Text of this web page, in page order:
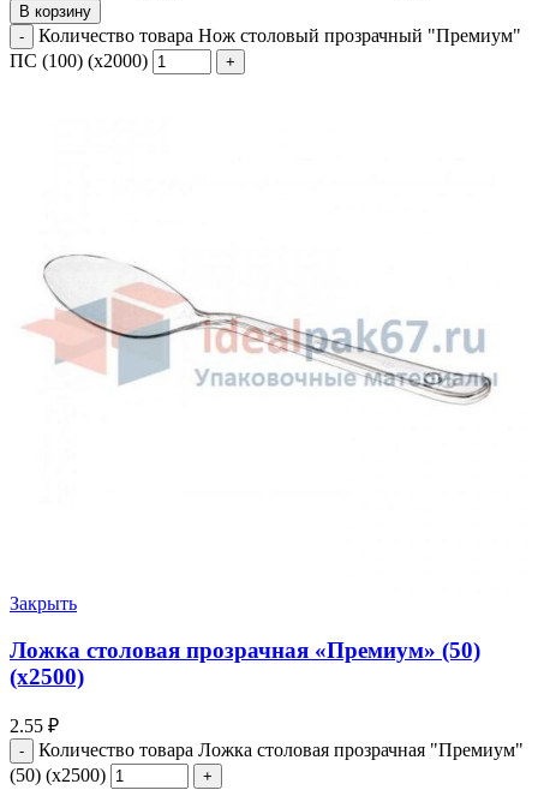
В корзину
Количество товара Нож столовый прозрачный "Премиум"
ПС (100) (х2000)
Закрыть
Ложка столовая прозрачная «Премиум» (50)
(х2500)
2.55 ₽
Количество товара Ложка столовая прозрачная "Премиум"
(50) (х2500)